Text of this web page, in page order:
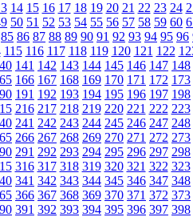
14 15 16 17 18 19 20 21 22 23 24
50 51 52 53 54 55 56 57 58 59 60
85 86 87 88 89 90 91 92 93 94 95 96
115 116 117 118 119 120 121 122
141 142 143 144 145 146 147 148
166 167 168 169 170 171 172 173
191 192 193 194 195 196 197 198
216 217 218 219 220 221 222 223
241 242 243 244 245 246 247 248
266 267 268 269 270 271 272 273
291 292 293 294 295 296 297 298
316 317 318 319 320 321 322 323
341 342 343 344 345 346 347 348
366 367 368 369 370 371 372 373
391 392 393 394 395 396 397 398